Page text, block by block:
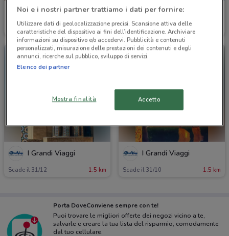
I Grandi Viaggi
Scade il 31/08 1.5 km
I Grandi Viaggi
Scade il 31/12
I Grandi Viaggi
Scade il 31/12 1.5 km
I Grandi Viaggi
Scade il 31/10 1.5 km
Porta DoveConviene sempre con te!
Puoi trovare le migliori offerte dei negozi vicino a te,
salvarle e creare la tua lista del risparmio, comodamente
dal tuo cellulare.
Noi e i nostri partner trattiamo i dati per fornire:
Utilizzare dati di geolocalizzazione precisi. Scansione attiva delle
caratteristiche del dispositivo ai fini dell’identificazione. Archiviare
informazioni su dispositivo e/o accedervi. Pubblicità e contenuti
personalizzati, misurazione delle prestazioni dei contenuti e degli
annunci, ricerche sul pubblico, sviluppo di servizi.
Elenco dei partner
Mostra finalità Accetto